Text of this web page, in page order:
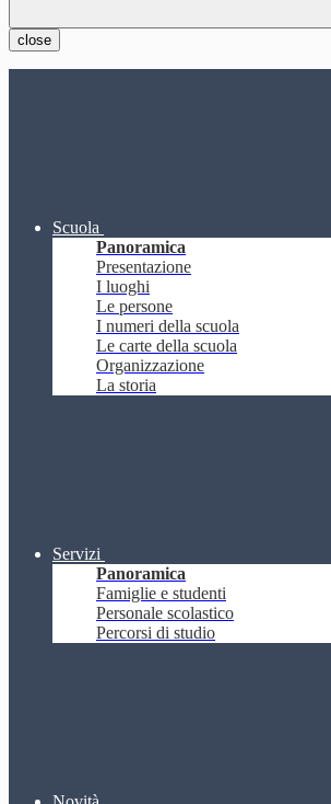
close
Scuola
Panoramica
Presentazione
I luoghi
Le persone
I numeri della scuola
Le carte della scuola
Organizzazione
La storia
Servizi
Panoramica
Famiglie e studenti
Personale scolastico
Percorsi di studio